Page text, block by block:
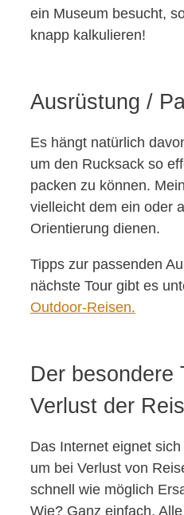
ein Museum besucht,
knapp kalkulieren!
Ausrüstung /
Es hängt natürlich
um den Rucksack so
packen zu können.
vielleicht dem ein oder
Orientierung dienen.
Tipps zur passenden
nächste Tour gibt es
Outdoor-Reisen.
Der besondere
Verlust der
Das Internet eignet
um bei Verlust von
schnell wie möglich
Wie? Ganz einfach.